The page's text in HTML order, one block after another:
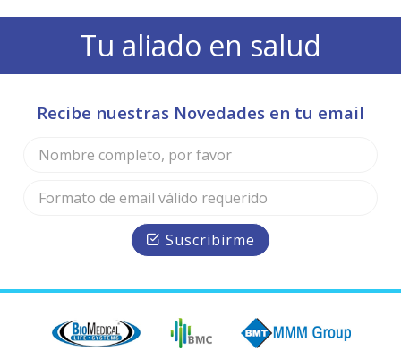
Tu aliado en salud
Recibe nuestras Novedades en tu email
Suscribirme